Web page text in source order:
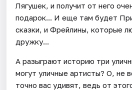
Лягушек, и получит от него
подарок... И еще там будет
сказки, и Фрейлины, которые
дружку...
А разыграют историю три
могут уличные артисты? О, не
точно вас удивят, ведь от